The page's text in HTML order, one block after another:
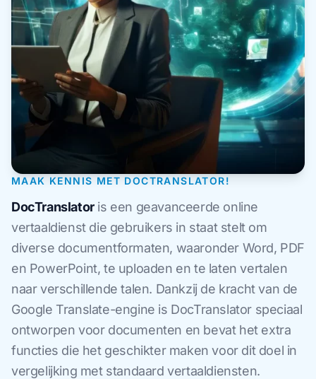
MAAK KENNIS MET DOCTRANSLATOR!
DocTranslatoris een geavanceerde online
vertaaldienst die gebruikers in staat stelt om
diverse documentformaten, waaronder Word, PDF
en PowerPoint, te uploaden en te laten vertalen
naar verschillende talen. Dankzij de kracht van de
Google Translate-engine is DocTranslator speciaal
ontworpen voor documenten en bevat het extra
functies die het geschikter maken voor dit doel in
vergelijking met standaard vertaaldiensten.